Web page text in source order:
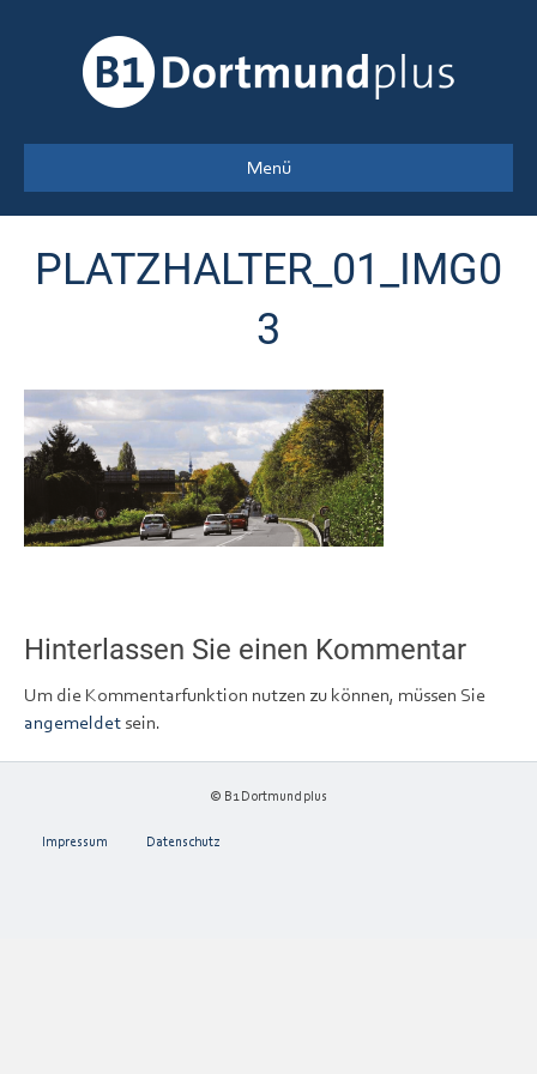
Menü
PLATZHALTER_01_IMG0
3
Hinterlassen Sie einen Kommentar
Um die Kommentarfunktion nutzen zu können, müssen Sie
angemeldet sein.
© B1 Dortmund plus
Impressum Datenschutz